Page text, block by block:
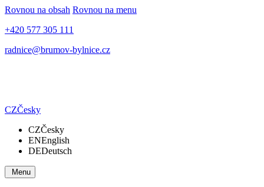
Rovnou na obsah Rovnou na menu
+420 577 305 111
radnice@brumov-bylnice.cz
CZČesky
CZČesky
ENEnglish
DEDeutsch
Menu